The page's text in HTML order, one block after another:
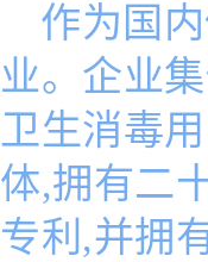
作为国
业。企业
卫生消毒
体,拥有二
专利,并拥